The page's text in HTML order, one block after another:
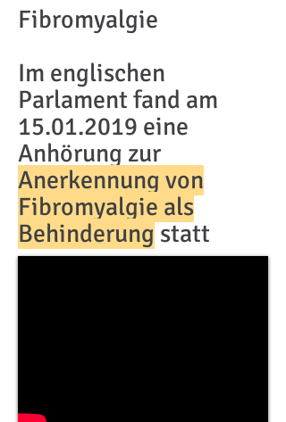
Fibromyalgie
Im englischen
Parlament fand am
15.01.2019 eine
Anhörung zur
Anerkennung von
Fibromyalgie als
Behinderung statt